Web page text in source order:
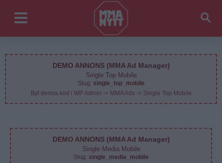
DEMO ANNONS (MMA Ad Manager)
Single Top Mobile
Slug: single_top_mobile
Byt denna kod i WP Admin -> MMA Ads -> Single Top Mobile
DEMO ANNONS (MMA Ad Manager)
Single Media Mobile
Slug: single_media_mobile